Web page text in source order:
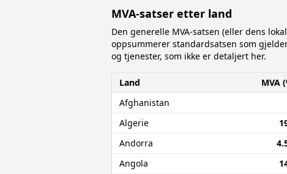
MVA-satser etter land
Den generelle MVA-satsen (eller dens
oppsummerer standardsatsen som
og tjenester, som ikke er detaljert her.
Land
MVA
Afghanistan
Algerie
Andorra
Angola